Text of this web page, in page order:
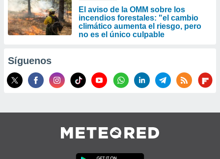
El aviso de la OMM sobre los
incendios forestales: "el cambio
climático aumenta el riesgo, pero
no es el único culpable
Síguenos